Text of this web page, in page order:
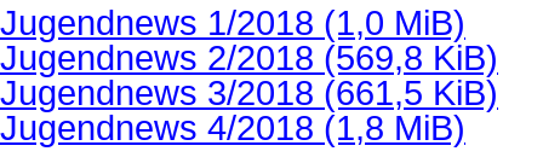
Jugendnews 1/2018 (1,0 MiB)
Jugendnews 2/2018 (569,8 KiB)
Jugendnews 3/2018 (661,5 KiB)
Jugendnews 4/2018 (1,8 MiB)